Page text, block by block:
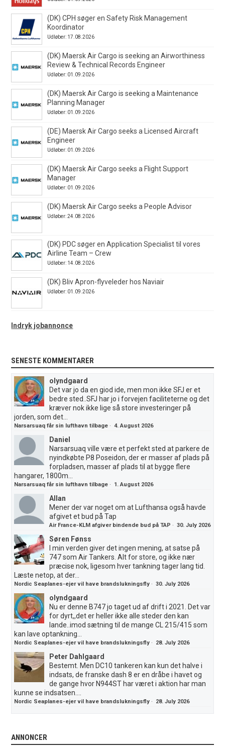
(DK) CPH søger en Safety Risk Management
Koordinator
Udløber: 17.08.2026
(DK) Maersk Air Cargo is seeking an Airworthiness
Review & Technical Records Engineer
Udløber: 01.09.2026
(DK) Maersk Air Cargo is seeking a Maintenance
Planning Manager
Udløber: 01.09.2026
(DE) Maersk Air Cargo seeks a Licensed Aircraft
Engineer
Udløber: 01.09.2026
(DK) Maersk Air Cargo seeks a Flight Support
Manager
Udløber: 01.09.2026
(DK) Maersk Air Cargo seeks a People Advisor
Udløber: 24.08.2026
(DK) PDC søger en Application Specialist til vores
Airline Team – Crew
Udløber: 14.08.2026
(DK) Bliv Apron-flyveleder hos Naviair
Udløber: 01.09.2026
Indryk jobannonce
SENESTE KOMMENTARER
olyndgaard
Det var jo da en giod ide, men mon ikke SFJ er et
bedre sted..SFJ har jo i forvejen faciliteterne og det
kræver nok ikke lige så store investeringer på
jorden, som det...
Narsarsuaq får sin lufthavn tilbage ·4. August 2026
Daniel
Narsarsuaq ville være et perfekt sted at parkere de
nyindkøbte P8 Poseidon, der er masser af plads på
forpladsen, masser af plads til at bygge flere
hangarer, 1800m...
Narsarsuaq får sin lufthavn tilbage · 1. August 2026
Allan
Mener der var noget om at Lufthansa også havde
afgivet et bud på Tap
Air France-KLM afgiver bindende bud på TAP ·30. July 2026
Søren Fønss
I min verden giver det ingen mening, at satse på
747 som Air Tankers. Alt for store, og ikke nær
præcise nok, ligesom hver tankning tager lang tid.
Læste netop, at der...
Nordic Seaplanes-ejer vil have brandslukningsfly ·30. July 2026
olyndgaard
Nu er denne B747 jo taget ud af drift i 2021. Det var
for dyrt,,det er heller ikke alle steder den kan
lande..imod sætning til de mange CL 215/415 som
kan lave optankning...
Nordic Seaplanes-ejer vil have brandslukningsfly · 28. July 2026
Peter Dahlgaard
Bestemt. Men DC10 tankeren kan kun det halve i
indsats, de franske dash 8 er en dråbe i havet og
de gange hvor N944ST har været i aktion har man
kunne se indsatsen....
Nordic Seaplanes-ejer vil have brandslukningsfly · 28. July 2026
ANNONCER